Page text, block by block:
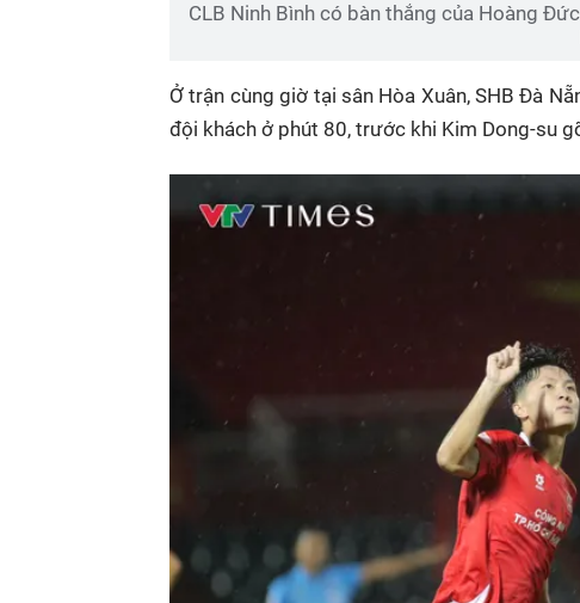
CLB Ninh Bình có bàn thắng của Hoàng
Ở trận cùng giờ tại sân Hòa Xuân, SHB Đà
đội khách ở phút 80, trước khi Kim Dong-su